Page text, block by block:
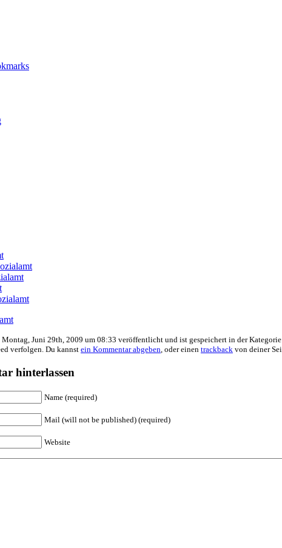
Montag, Juni 29th, 2009 um 08:33 veröffentlicht und ist gespeichert in der
verfolgen. Du kannst ein Kommentar abgeben, oder einen trackback von deiner
hinterlassen
Name (required)
Mail (will not be published) (required)
Website